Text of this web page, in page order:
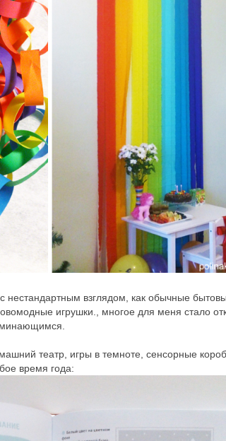
нестандартным взглядом, как обычные
игрушки., многое для меня стало
театр, игры в темноте, сенсорные
время года: